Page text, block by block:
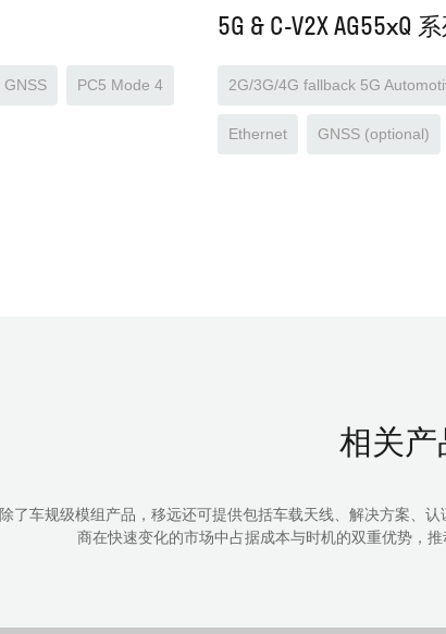
GNSS PC5 Mode 4
5G & C-V2X AG55xQ
2G/3G/4G fallback 5G
Ethernet GNSS (optional)
相关产
除了车规级模组产品，移远还可提供包括车载天线、解决方案
商在快速变化的市场中占据成本与时机的双重优势，推